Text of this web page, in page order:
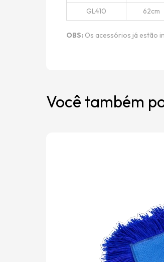
GL410
62cm
OBS: Os acessórios já estão
Você também